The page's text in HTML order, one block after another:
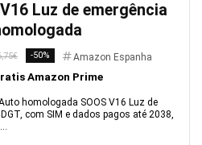
Luz de emergência
-50% Amazon Espanha
Amazon Prime
homologada SOOS V16 Luz de
com SIM e dados pagos até 2038,